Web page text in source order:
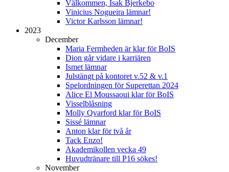
Välkommen, Isak Bjerkebo
Vinicius Nogueira lämnar!
Victor Karlsson lämnar!
2023
December
Maria Fermheden är klar för BoIS
Dion går vidare i karriären
Ismet lämnar
Julstängt på kontoret v.52 & v.1
Spelordningen för Superettan 2024
Alice El Moussaoui klar för BoIS
Visselblåsning
Molly Qvarford klar för BoIS
Sissé lämnar
Anton klar för två år
Tack Enzo!
Akademikollen vecka 49
Huvudtränare till P16 sökes!
November